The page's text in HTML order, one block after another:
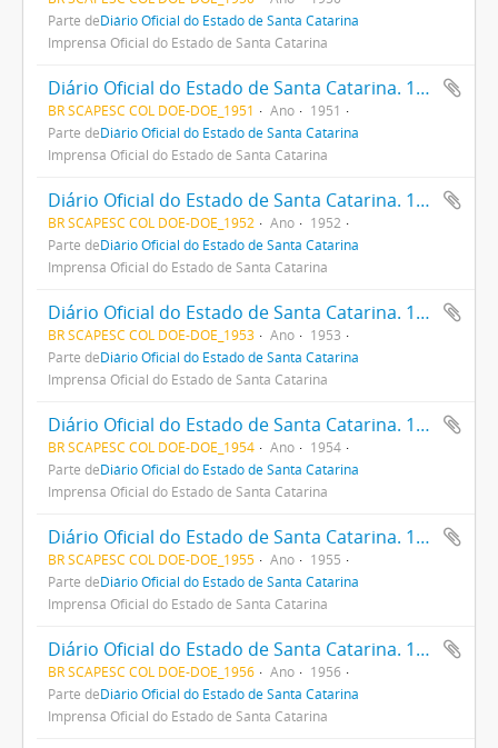
Parte deDiário Oficial do Estado de Santa Catarina
Imprensa Oficial do Estado de Santa Catarina
Diário Oficial do Estado de Santa Catarina. 1951
BR SCAPESC COL DOE-DOE_1951 Ano
1951
Parte deDiário Oficial do Estado de Santa Catarina
Imprensa Oficial do Estado de Santa Catarina
Diário Oficial do Estado de Santa Catarina. 1952
BR SCAPESC COL DOE-DOE_1952 Ano
1952
Parte deDiário Oficial do Estado de Santa Catarina
Imprensa Oficial do Estado de Santa Catarina
Diário Oficial do Estado de Santa Catarina. 1953
BR SCAPESC COL DOE-DOE_1953 Ano
1953
Parte deDiário Oficial do Estado de Santa Catarina
Imprensa Oficial do Estado de Santa Catarina
Diário Oficial do Estado de Santa Catarina. 1954
BR SCAPESC COL DOE-DOE_1954 Ano
1954
Parte deDiário Oficial do Estado de Santa Catarina
Imprensa Oficial do Estado de Santa Catarina
Diário Oficial do Estado de Santa Catarina. 1955
BR SCAPESC COL DOE-DOE_1955 Ano
1955
Parte deDiário Oficial do Estado de Santa Catarina
Imprensa Oficial do Estado de Santa Catarina
Diário Oficial do Estado de Santa Catarina. 1956
BR SCAPESC COL DOE-DOE_1956 Ano
1956
Parte deDiário Oficial do Estado de Santa Catarina
Imprensa Oficial do Estado de Santa Catarina